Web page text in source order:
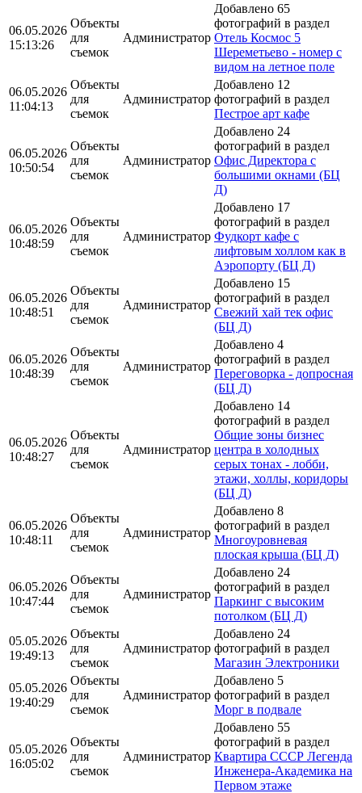
06.05.2026
15:13:26
Объекты
для
съемок
Администратор
Добавлено 65
фотографий в раздел
Отель Космос 5
Шереметьево - номер с
видом на летное поле
06.05.2026
11:04:13
Объекты
для
съемок
Администратор
Добавлено 12
фотографий в раздел
Пестрое арт кафе
06.05.2026
10:50:54
Объекты
для
съемок
Администратор
Добавлено 24
фотографий в раздел
Офис Директора с
большими окнами (БЦ
Д)
06.05.2026
10:48:59
Объекты
для
съемок
Администратор
Добавлено 17
фотографий в раздел
Фудкорт кафе с
лифтовым холлом как в
Аэропорту (БЦ Д)
06.05.2026
10:48:51
Объекты
для
съемок
Администратор
Добавлено 15
фотографий в раздел
Свежий хай тек офис
(БЦ Д)
06.05.2026
10:48:39
Объекты
для
съемок
Администратор
Добавлено 4
фотографий в раздел
Переговорка - допросная
(БЦ Д)
06.05.2026
10:48:27
Объекты
для
съемок
Администратор
Добавлено 14
фотографий в раздел
Общие зоны бизнес
центра в холодных
серых тонах - лобби,
этажи, холлы, коридоры
(БЦ Д)
06.05.2026
10:48:11
Объекты
для
съемок
Администратор
Добавлено 8
фотографий в раздел
Многоуровневая
плоская крыша (БЦ Д)
06.05.2026
10:47:44
Объекты
для
съемок
Администратор
Добавлено 24
фотографий в раздел
Паркинг с высоким
потолком (БЦ Д)
05.05.2026
19:49:13
Объекты
для
съемок
Администратор
Добавлено 24
фотографий в раздел
Магазин Электроники
05.05.2026
19:40:29
Объекты
для
съемок
Администратор
Добавлено 5
фотографий в раздел
Морг в подвале
05.05.2026
16:05:02
Объекты
для
съемок
Администратор
Добавлено 55
фотографий в раздел
Квартира СССР Легенда
Инженера-Академика на
Первом этаже